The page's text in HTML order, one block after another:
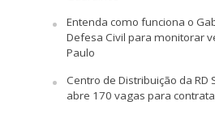
Entenda como funciona o
Defesa Civil para monitorar
Paulo
Centro de Distribuição da RD
abre 170 vagas para